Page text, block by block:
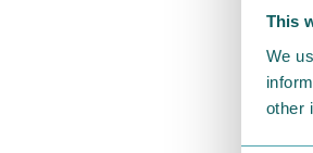
This
We
other